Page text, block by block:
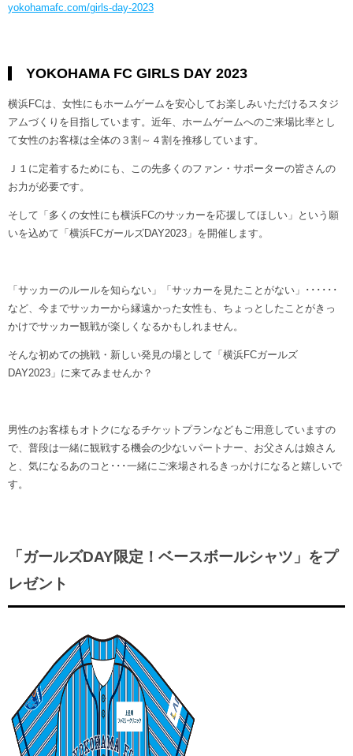
yokohamafc.com/girls-day-2023
YOKOHAMA FC GIRLS DAY 2023
横浜FCは、女性にもホームゲームを安心してお楽しみいただけるスタジ
アムづくりを目指しています。近年、ホームゲームへのご来場比率とし
て女性のお客様は全体の３割～４割を推移しています。
Ｊ１に定着するためにも、この先多くのファン・サポーターの皆さんの
お力が必要です。
そして「多くの女性にも横浜FCのサッカーを応援してほしい」という願
いを込めて「横浜FCガールズDAY2023」を開催します。
「サッカーのルールを知らない」「サッカーを見たことがない」･･････
など、今までサッカーから縁遠かった女性も、ちょっとしたことがきっ
かけでサッカー観戦が楽しくなるかもしれません。
そんな初めての挑戦・新しい発見の場として「横浜FCガールズ
DAY2023」に来てみませんか？
男性のお客様もオトクになるチケットプランなどもご用意していますの
で、普段は一緒に観戦する機会の少ないパートナー、お父さんは娘さん
と、気になるあのコと･･･一緒にご来場されるきっかけになると嬉しいで
す。
「ガールズDAY限定！ベースボールシャツ」をプ
レゼント